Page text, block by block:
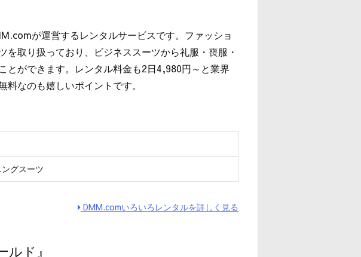
が運営するレンタルサービスです。ファッショ
取り扱っており、ビジネススーツから礼服・喪服・
とができます。レンタル料金も2日4,980円～と業界
なのも嬉しいポイントです。
グスーツ
DMM.comいろいろレンタルを詳しく見る
ド』